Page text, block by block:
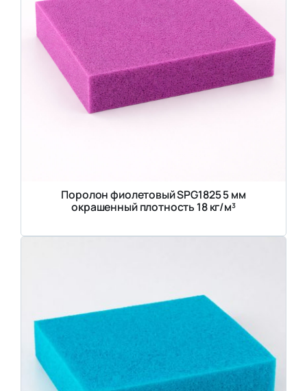
Поролон фиолетовый SPG1825 5 мм
окрашенный плотность 18 кг/м³